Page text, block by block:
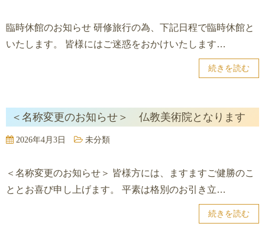
臨時休館のお知らせ 研修旅行の為、下記日程で臨時休館と
いたします。 皆様にはご迷惑をおかけいたします…
続きを読む
＜名称変更のお知らせ＞ 仏教美術院となります
2026年4月3日 未分類
＜名称変更のお知らせ＞ 皆様方には、ますますご健勝のこ
ととお喜び申し上げます。 平素は格別のお引き立…
続きを読む